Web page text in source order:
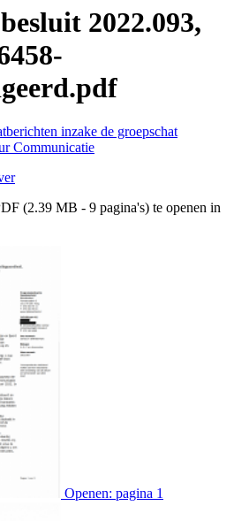
2022.093,
inzake de groepschat
Communicatie
(2.39 MB - 9 pagina's) te openen in
Openen: pagina 1